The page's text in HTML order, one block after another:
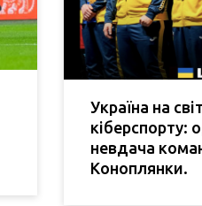
Україна на
кіберспорту:
невдача
Коноплянки.